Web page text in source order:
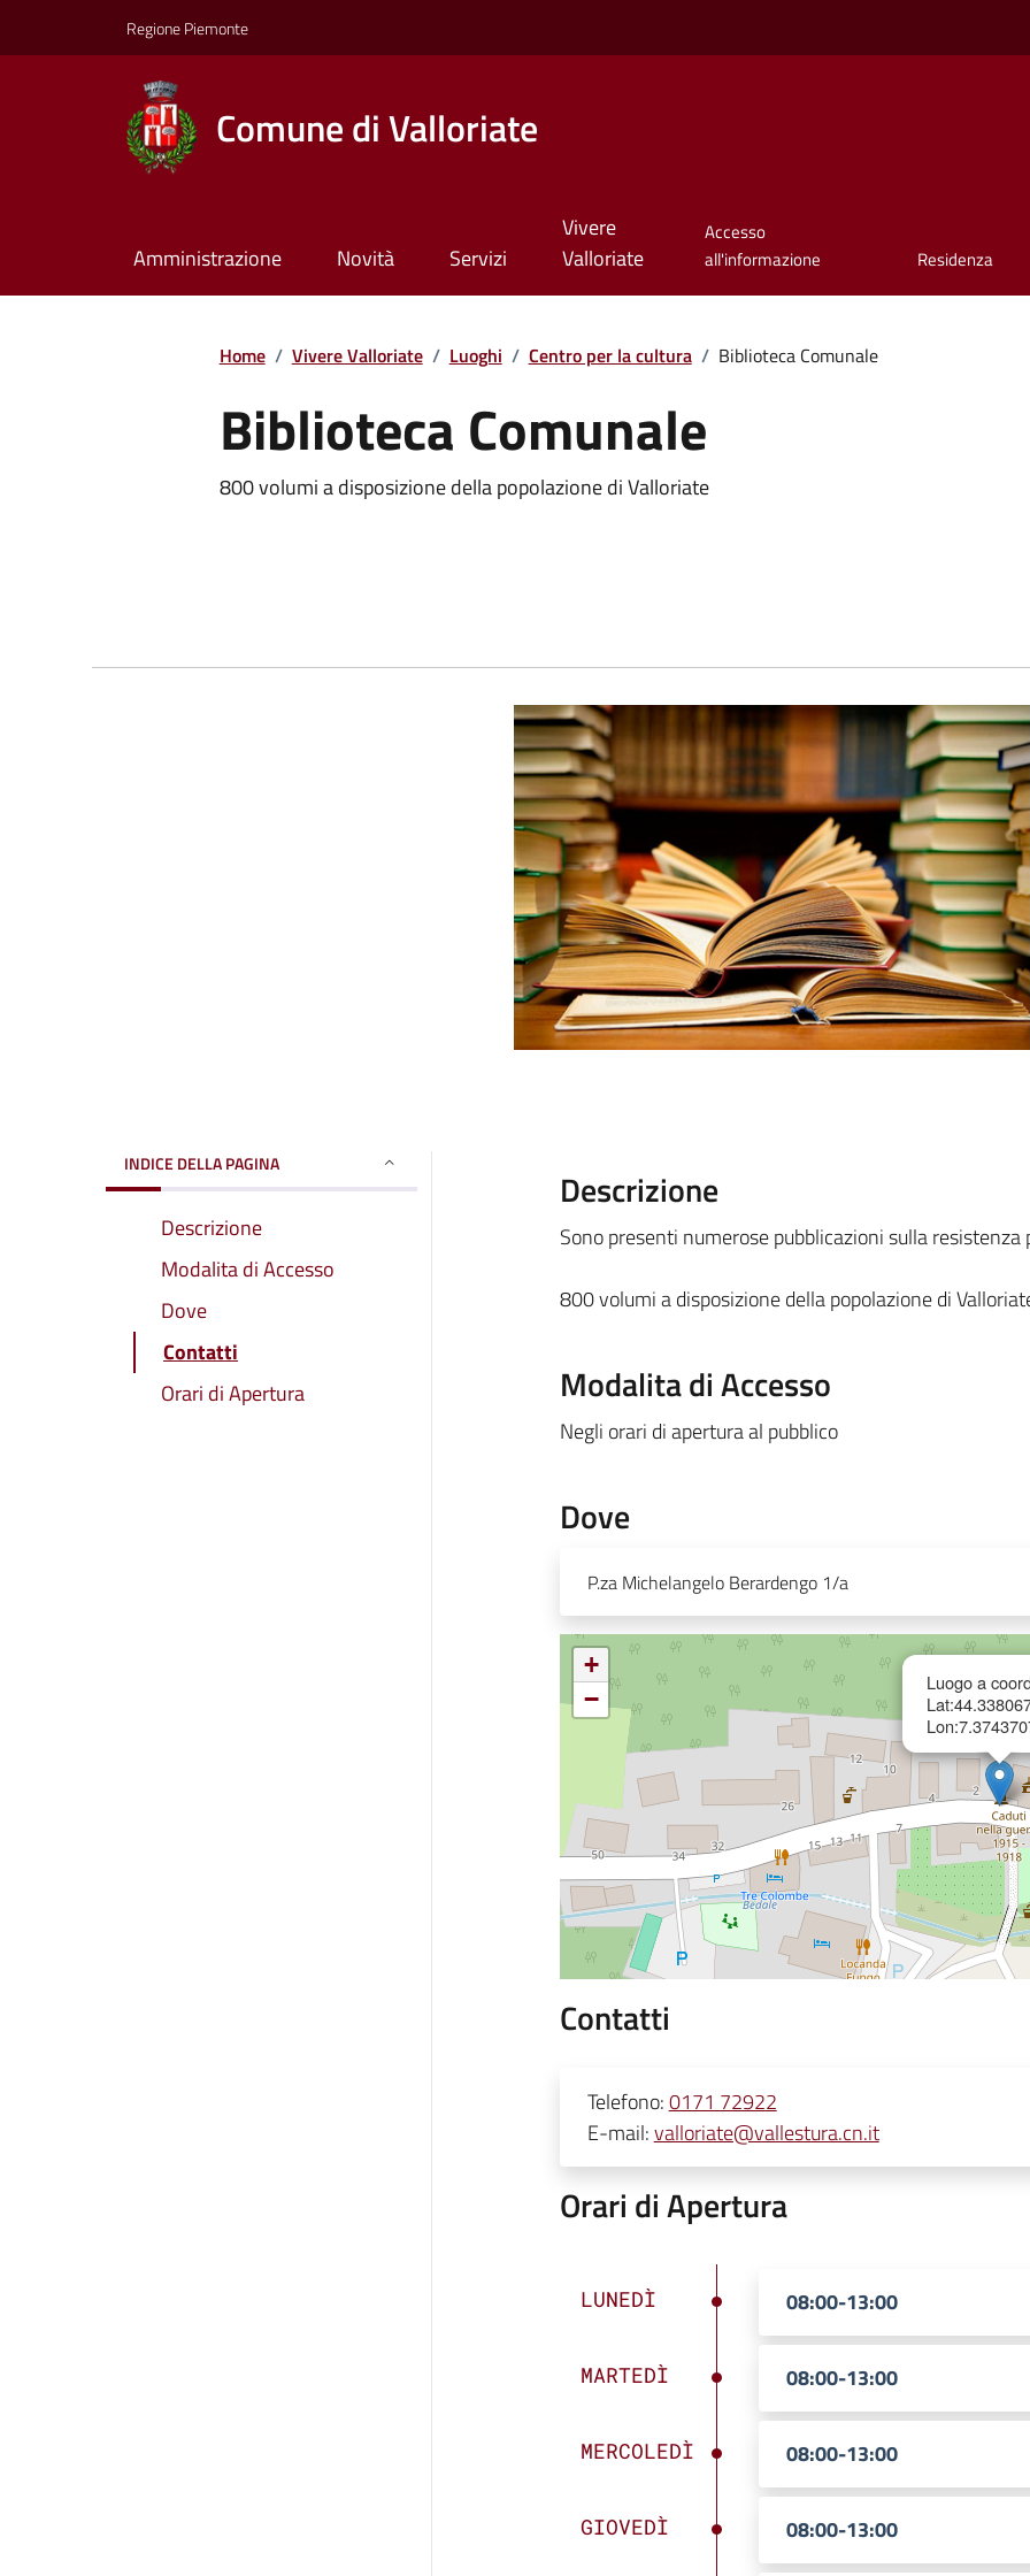
Regione Piemonte
Comune di Valloriate
Amministrazione Novità Servizi
Vivere
Valloriate
Accesso
all'informazione
Residenza
Home / Vivere Valloriate / Luoghi / Centro per la cultura / Biblioteca Comunale
Biblioteca Comunale
800 volumi a disposizione della popolazione di Valloriate
INDICE DELLA PAGINA
Descrizione
Modalita di Accesso
Dove
Contatti
Orari di Apertura
Descrizione
Sono presenti numerose pubblicazioni sulla resistenza
800 volumi a disposizione della popolazione di
Modalita di Accesso
Negli orari di apertura al pubblico
Dove
P.za Michelangelo Berardengo 1/a
Luogo a
+
−
Contatti
Telefono:0171 72922
E-mail:valloriate@vallestura.cn.it
Orari di Apertura
LUNEDÌ 08:00-13:00
MARTEDÌ 08:00-13:00
MERCOLEDÌ 08:00-13:00
GIOVEDÌ 08:00-13:00